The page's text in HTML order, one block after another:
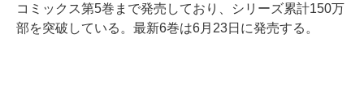
コミックス第5巻まで発売しており、シリーズ累計150万
部を突破している。最新6巻は6月23日に発売する。